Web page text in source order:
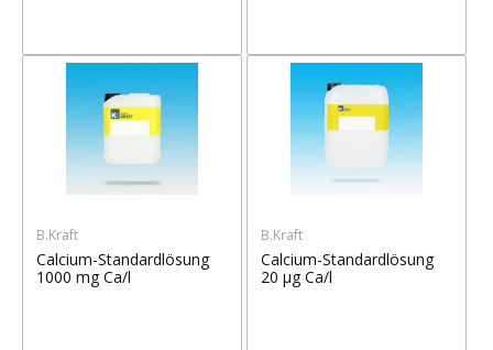
B.Kraft
Calcium-Standardlösung
1000 mg Ca/l
B.Kraft
Calcium-Standardlösung
20 µg Ca/l